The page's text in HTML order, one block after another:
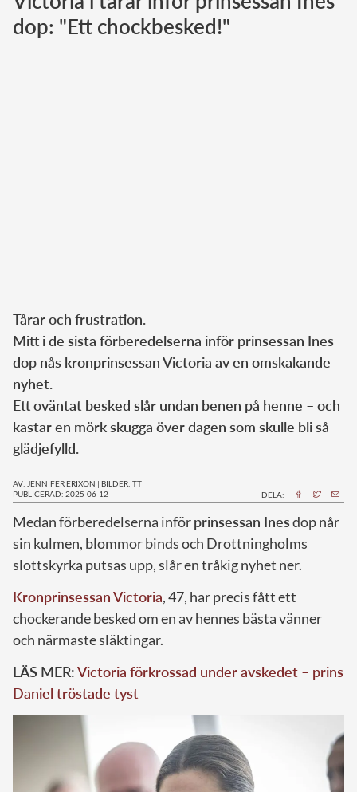
Norska kungahuset
dop: "Ett chockbesked!"
Tårar och frustration.
Mitt i de sista förberedelserna inför prinsessan Ines
dop nås kronprinsessan Victoria av en omskakande
nyhet.
Ett oväntat besked slår undan benen på henne – och
kastar en mörk skugga över dagen som skulle bli så
glädjefylld.
AV: JENNIFER ERIXON | BILDER: TT
PUBLICERAD: 2025-06-12
DELA:
Medan förberedelserna införprinsessan Inesdop når
sin kulmen, blommor binds och Drottningholms
slottskyrka putsas upp, slår en tråkig nyhet ner.
Kronprinsessan Victoria, 47, har precis fått ett
chockerande besked om en av hennes bästa vänner
och närmaste släktingar.
LÄS MER:Victoria förkrossad under avskedet – prins
Daniel tröstade tyst